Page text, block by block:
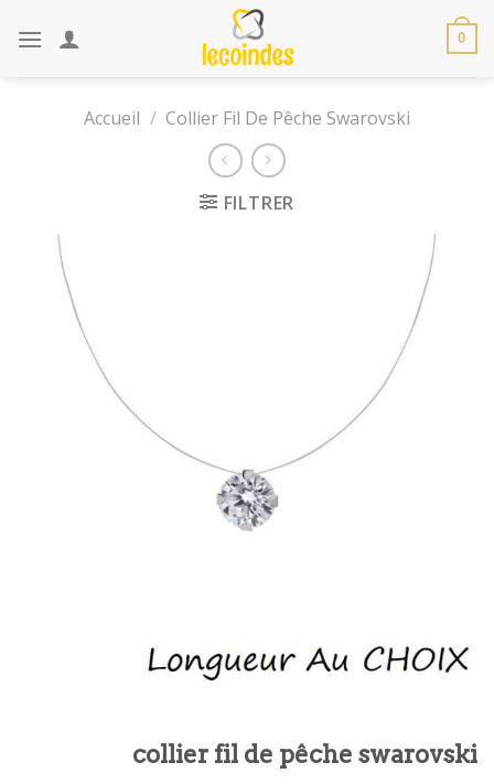
0
Accueil / Collier Fil De Pêche Swarovski
FILTRER
collier fil de pêche swarovski